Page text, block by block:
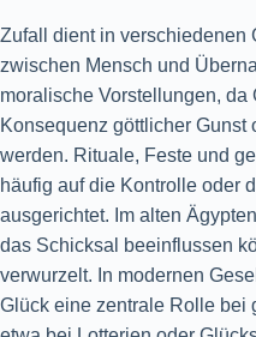
Zufall dient in verschiedenen
zwischen Mensch und
moralische Vorstellungen,
Konsequenz göttlicher Gunst
werden. Rituale, Feste und
häufig auf die Kontrolle oder
ausgerichtet. Im alten
das Schicksal beeinflussen
verwurzelt. In modernen
Glück eine zentrale Rolle bei